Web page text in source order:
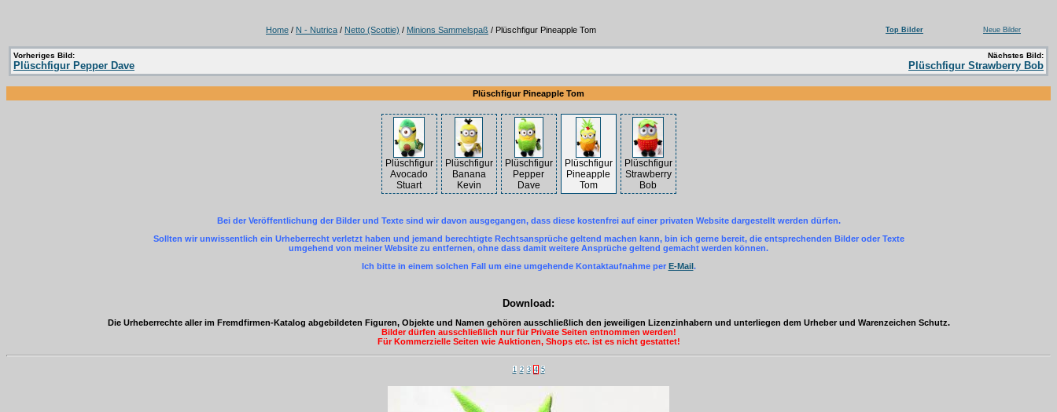
Home / N - Nutrica / Netto (Scottie) / Minions Sammelspaß / Plüschfigur Pineapple Tom Top Bilder Neue Bilder
Vorheriges Bild:
Plüschfigur Pepper Dave
Nächstes Bild:
Plüschfigur Strawberry Bob
Plüschfigur Pineapple Tom
Plüschfigur
Avocado
Stuart
Plüschfigur
Banana
Kevin
Plüschfigur
Pepper
Dave
Plüschfigur
Pineapple
Tom
Plüschfigur
Strawberry
Bob
Bei der Veröffentlichung der Bilder und Texte sind wir davon ausgegangen, dass diese kostenfrei auf einer privaten Website dargestellt werden dürfen.
Sollten wir unwissentlich ein Urheberrecht verletzt haben und jemand berechtigte Rechtsansprüche geltend machen kann, bin ich gerne bereit, die entsprechenden Bilder oder Texte
umgehend von meiner Website zu entfernen, ohne dass damit weitere Ansprüche geltend gemacht werden können.
Ich bitte in einem solchen Fall um eine umgehende Kontaktaufnahme per E-Mail.
Download:
Die Urheberrechte aller im Fremdfirmen-Katalog abgebildeten Figuren, Objekte und Namen gehören ausschließlich den jeweiligen Lizenzinhabern und unterliegen dem Urheber und Warenzeichen Schutz.
Bilder dürfen ausschließlich nur für Private Seiten entnommen werden!
Für Kommerzielle Seiten wie Auktionen, Shops etc. ist es nicht gestattet!
1 2 3 4 5